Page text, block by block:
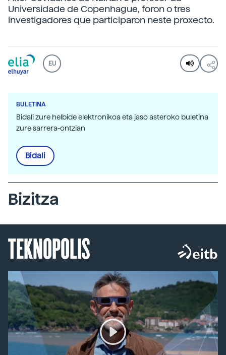
Universidade de Copenhague, foron o tres
investigadores que participaron neste proxecto.
EU
BULETINA
Bidali zure helbide elektronikoa eta jaso asteroko buletina
zure sarrera-ontzian
Bidali
Bizitza
TEKNOPOLIS